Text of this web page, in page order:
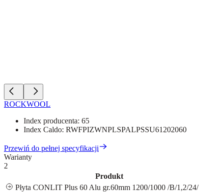
ROCKWOOL
Index producenta: 65
Index Caldo: RWFPIZWNPLSPALPSSU61202060
Przewiń do pełnej specyfikacji
Warianty
2
Produkt
Płyta CONLIT Plus 60 Alu gr.60mm 1200/1000 /B/1,2/24/